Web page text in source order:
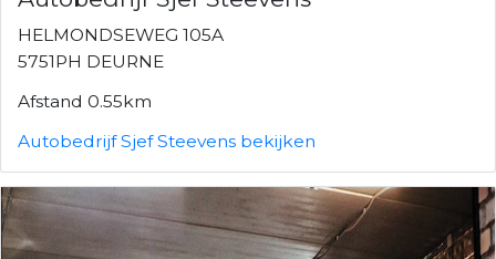
HELMONDSEWEG 105A
5751PH DEURNE
Afstand 0.55km
Autobedrijf Sjef Steevens bekijken